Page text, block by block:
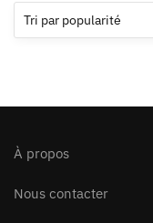
À propos
Nous contacter